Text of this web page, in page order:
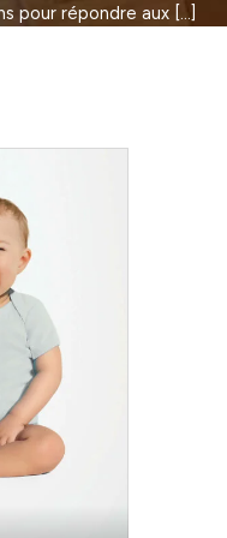
pour répondre aux […]